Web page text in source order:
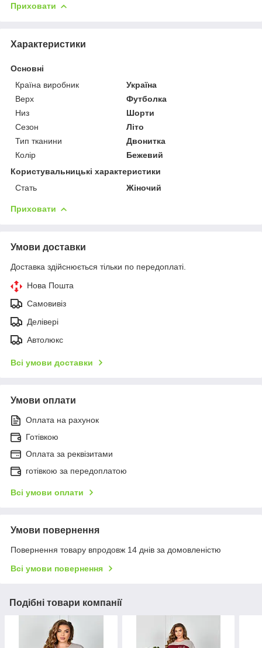
Приховати
Характеристики
Основні
Країна виробник
Україна
Верх
Футболка
Низ
Шорти
Сезон
Літо
Тип тканини
Двонитка
Колір
Бежевий
Користувальницькі характеристики
Стать
Жіночий
Приховати
Умови доставки
Доставка здійснюється тільки по передоплаті.
Нова Пошта
Самовивіз
Делівері
Автолюкс
Всі умови доставки
Умови оплати
Оплата на рахунок
Готівкою
Оплата за реквізитами
готівкою за передоплатою
Всі умови оплати
Умови повернення
Повернення товару впродовж 14 днів за домовленістю
Всі умови повернення
Подібні товари компанії